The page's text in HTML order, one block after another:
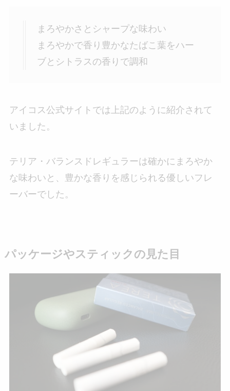
まろやかさとシャープな味わい
まろやかで香り豊かなたばこ葉をハー
ブとシトラスの香りで調和
アイコス公式サイトでは上記のように紹介されて
いました。
テリア・バランスドレギュラーは確かにまろやか
な味わいと、豊かな香りを感じられる優しいフレ
ーバーでした。
パッケージやスティックの見た目